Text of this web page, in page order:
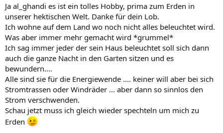
Ja al_ghandi es ist ein tolles Hobby, prima zum Erden in
unserer hektischen Welt. Danke für dein Lob.
Ich wohne auf dem Land wo noch nicht alles beleuchtet wird.
Was aber immer mehr gemacht wird *grummel*
Ich sag immer jeder der sein Haus beleuchtet soll sich dann
auch die ganze Nacht in den Garten sitzen und es
bewundern....
Alle sind sie für die Energiewende .... keiner will aber bei sich
Stromtrassen oder Windräder ... aber dann so sinnlos den
Strom verschwenden.
Schau jetzt muss ich gleich wieder spechteln um mich zu
Erden